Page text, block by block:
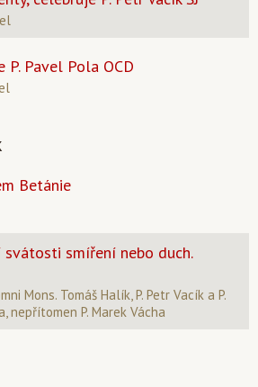
P. Pavel Pola OCD
Betánie
smíření nebo duch.
Mons. Tomáš Halík, P. Petr Vacík a P.
nepřítomen P. Marek Vácha